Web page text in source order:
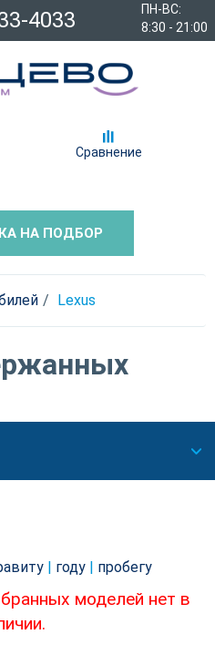
ПН-ВС:
8:30 - 21:00
4033
Сравнение
НА ПОДБОР
Lexus
году пробегу
моделей нет в